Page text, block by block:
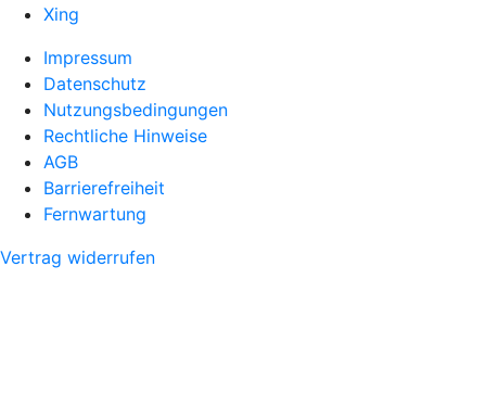
Xing
Impressum
Datenschutz
Nutzungsbedingungen
Rechtliche Hinweise
AGB
Barrierefreiheit
Fernwartung
Vertrag widerrufen